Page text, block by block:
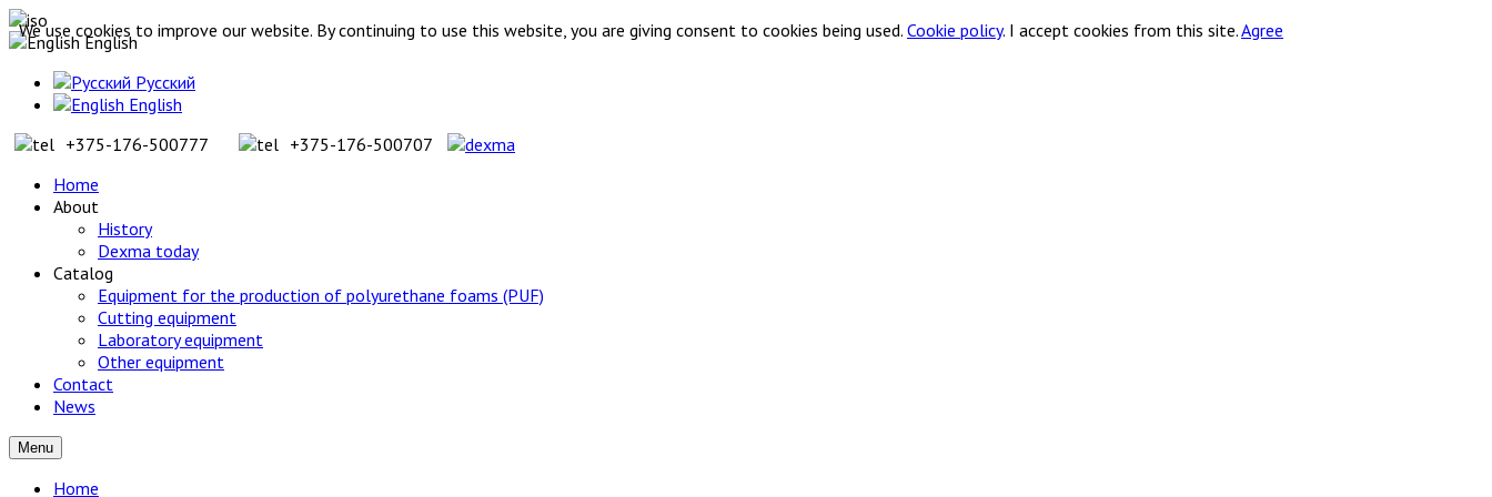
English
Русский
English
+375-176-500777
+375-176-500707
Home
About
History
Dexma today
Catalog
Equipment for the production of polyurethane foams (PUF)
Cutting equipment
Laboratory equipment
Other equipment
Contact
News
Menu
Home
We use cookies to improve our website. By continuing to use this website, you are giving consent to cookies being used. Cookie policy. I accept cookies from this site.Agree